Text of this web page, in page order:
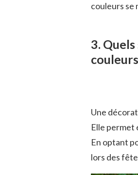
couleurs se
3.
Une
Elle permet
En optant
lors des